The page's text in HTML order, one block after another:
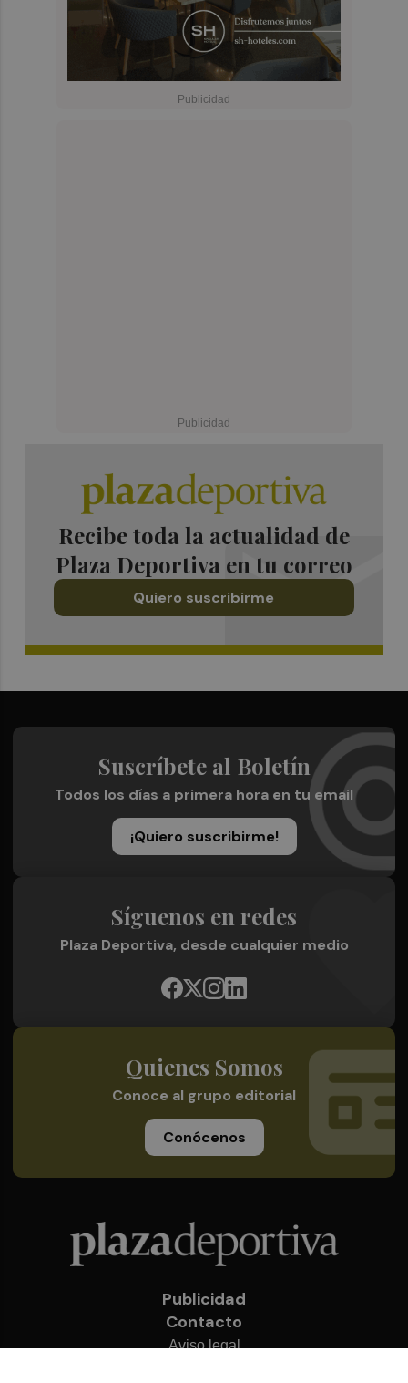
Recibe toda la actualidad de
Plaza Deportiva en tu correo
Quiero suscribirme
Suscríbete al Boletín
Todos los días a primera hora en tu email
¡Quiero suscribirme!
Síguenos en redes
Plaza Deportiva, desde cualquier medio
Quienes Somos
Conoce al grupo editorial
Conócenos
Publicidad
Contacto
Aviso legal